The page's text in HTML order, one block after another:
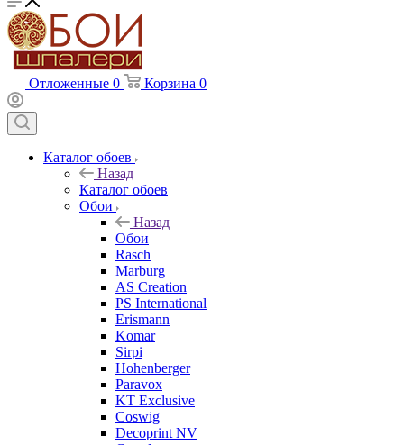
Отложенные 0 Корзина 0
Каталог обоев
Назад
Каталог обоев
Обои
Назад
Обои
Rasch
Marburg
AS Creation
PS International
Erismann
Komar
Sirpi
Hohenberger
Paravox
KT Exclusive
Coswig
Decoprint NV